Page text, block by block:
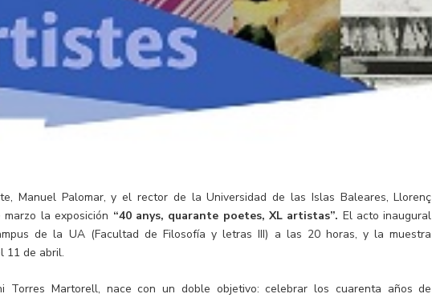
Manuel Palomar, y el rector de la Universidad de las Islas Baleares, Llorenç
la exposición “40 anys, quarante poetes, XL artistas”. El acto inaugural
de la UA (Facultad de Filosofía y letras III) a las 20 horas, y la muestra
11 de abril.
Torres Martorell, nace con un doble objetivo: celebrar los cuarenta años de